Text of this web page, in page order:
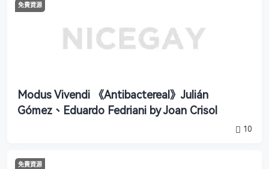
免費資源
Modus Vivendi 《Antibactereal》Julián
Gómez、Eduardo Fedriani by Joan Crisol
10
免費資源